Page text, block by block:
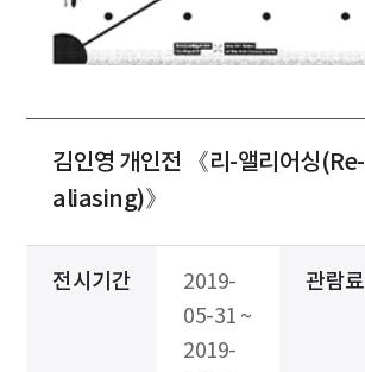
김인영 개인전 《리-앨리어싱(Re-
aliasing)》
전시기간
2019-
05-31 ~
2019-
관람료